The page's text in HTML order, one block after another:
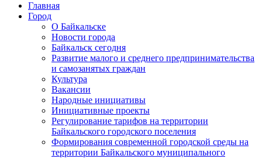
Главная
Город
О Байкальске
Новости города
Байкальск сегодня
Развитие малого и среднего предпринимательства
и самозанятых граждан
Культура
Вакансии
Народные инициативы
Инициативные проекты
Регулирование тарифов на территории
Байкальского городского поселения
Формирования современной городской среды на
территории Байкальского муниципального